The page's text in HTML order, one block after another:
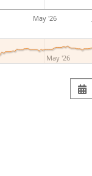
May '26
May '26